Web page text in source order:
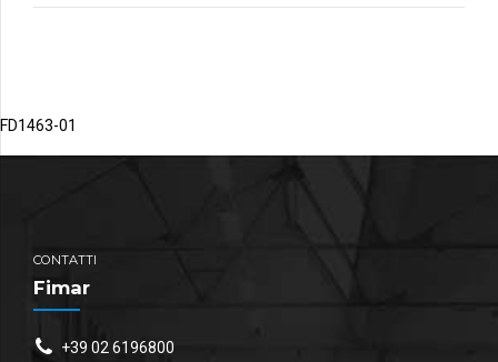
FD1463-01
CONTATTI
Fimar
+39 02 6196800